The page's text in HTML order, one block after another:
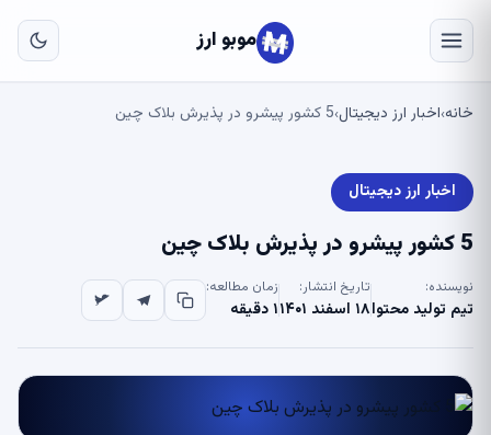
موبو ارز
خانه›اخبار ارز دیجیتال›5 کشور پیشرو در پذیرش بلاک چین
اخبار ارز دیجیتال
5 کشور پیشرو در پذیرش بلاک چین
نویسنده:
تیم تولید محتوا
تاریخ انتشار:
۱۸ اسفند ۱۴۰۱
زمان مطالعه:
۱ دقیقه